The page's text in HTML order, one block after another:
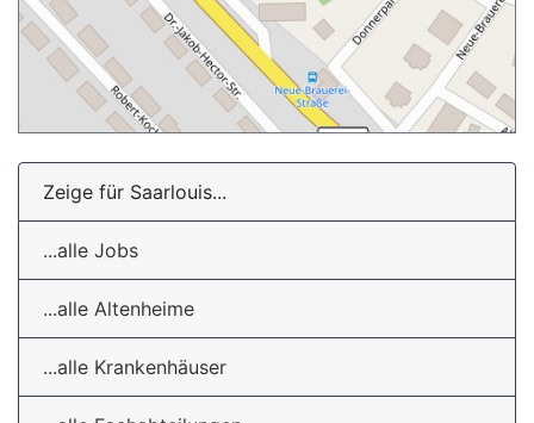
Zeige für Saarlouis...
...alle Jobs
...alle Altenheime
...alle Krankenhäuser